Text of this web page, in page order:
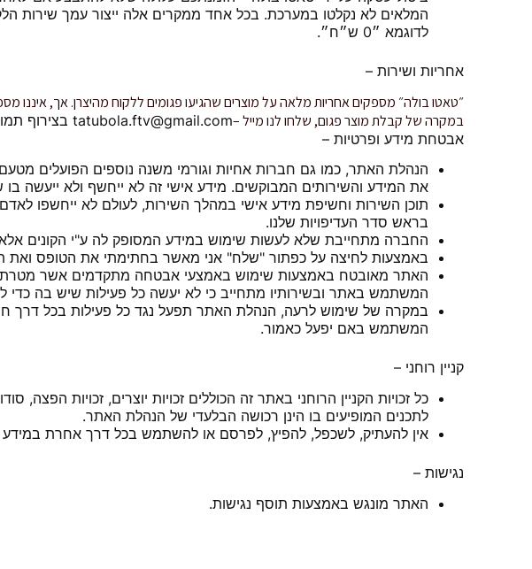
המלאים לא נקלטו במערכת. בכל אחד ממקרים אלה ייצור עמך שירות
לדוגמא ״0 ש״ח״.
אחריות ושירות –
״טאטו בולה״ מספקים אחריות מלאה על מוצרים שהגיעו פגומים ללקוח מהיצרן. אך, איננו
במקרה של קבלת מוצר פגום, שלחו לנו מייל –tatubola.ftv@gmail.com בצירוף תמונה של המוצר ומספר הזמנה ונשמח לעזור.
אבטחת מידע ופרטיות –
הנהלת האתר, כמו גם חברות אחיות וגורמי משנה נוספים הפועלים
את המידע והשירותים המבוקשים. מידע אישי זה לא ייחשף ולא ייעשה
תוכן השירות וחשיפת מידע אישי במהלך השירות, לעולם לא ייחשפו
בראש סדר העדיפויות שלנו.
החברה מתחייבת שלא לעשות שימוש במידע המסופק לה ע"י הקונים
באמצעות לחיצה על כפתור "שלח" אני מאשר בחתימתי את הטופס ואת
האתר מאובטח באמצעות שימוש באמצעי אבטחה מתקדמים אשר
המשתמש באתר ובשירותיו מתחייב כי לא יעשה כל פעילות שיש בה
במקרה של שימוש לרעה, הנהלת האתר תפעל נגד כל פעילות בכל דרך
המשתמש באם יפעל כאמור.
קניין רוחני –
כל זכויות הקניין הרוחני באתר זה הכוללים זכויות יוצרים, זכויות
לתכנים המופיעים בו הינן רכושה הבלעדי של הנהלת האתר.
אין להעתיק, לשכפל, להפיץ, לפרסם או להשתמש בכל דרך אחרת
נגישות –
האתר מונגש באמצעות תוסף נגישות.